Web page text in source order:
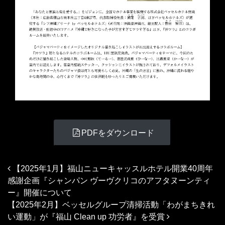
PDFをダウンロード
投稿ナビゲーション
【2025年1月】福山ニューキャッスルホテル開業40周年
感謝企画『シャンパン ヴーヴクリコのアフタヌーンティ
ー』開催について
【2025年2月】ベッセルグループ清掃活動「わがまちきれ
い運動」が『福山 Clean up 功労者』を受賞